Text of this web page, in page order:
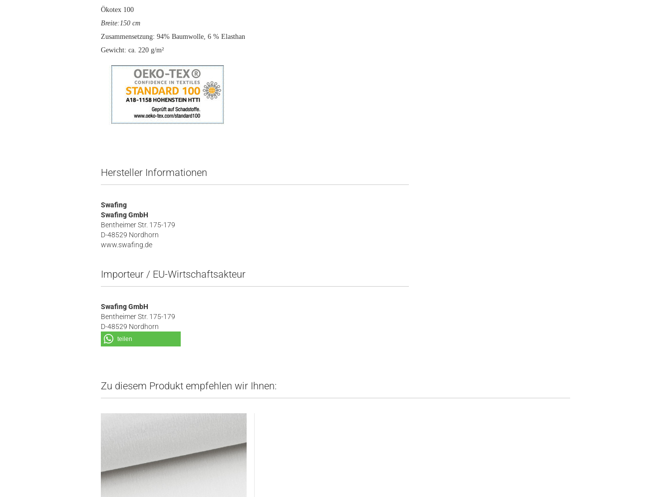
Ökotex 100
Breite:150 cm
Zusammensetzung: 94% Baumwolle, 6 % Elasthan
Gewicht: ca. 220 g/m²
Hersteller Informationen
Swafing
Swafing GmbH
Bentheimer Str. 175-179
D-48529 Nordhorn
www.swafing.de
Importeur / EU-Wirtschaftsakteur
Swafing GmbH
Bentheimer Str. 175-179
D-48529 Nordhorn
teilen
Zu diesem Produkt empfehlen wir Ihnen: